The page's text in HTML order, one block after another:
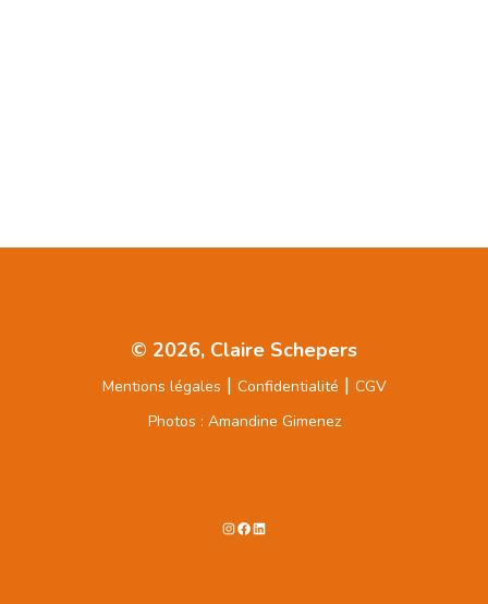
© 2026, Claire Schepers
Mentions légales | Confidentialité | CGV
Photos : Amandine Gimenez
Instagram
Facebook
LinkedIn